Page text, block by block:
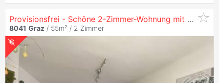
Provisionsfrei - Schöne 2-Zimmer-Wohnung mit Extra Küche im Beliebten
8041 Graz / 55m² / 2 Zimmer